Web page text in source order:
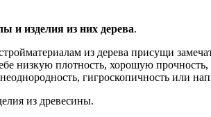
и изделия из них дерева.
из дерева присущи
низкую плотность, хорошую
гигроскопичность или
из древесины.